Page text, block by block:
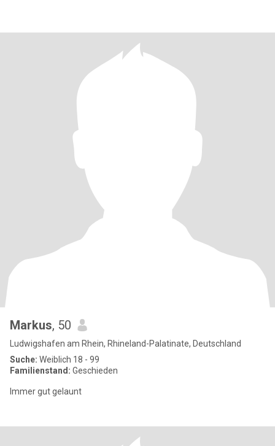
Markus, 50
Ludwigshafen am Rhein, Rhineland-Palatinate, Deutschland
Suche: Weiblich 18 - 99
Familienstand: Geschieden
Immer gut gelaunt